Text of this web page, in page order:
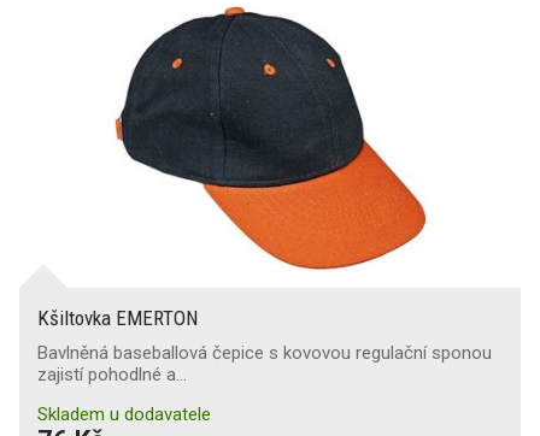
Kšiltovka EMERTON
Bavlněná baseballová čepice s kovovou regulační sponou
zajistí pohodlné a…
Skladem u dodavatele